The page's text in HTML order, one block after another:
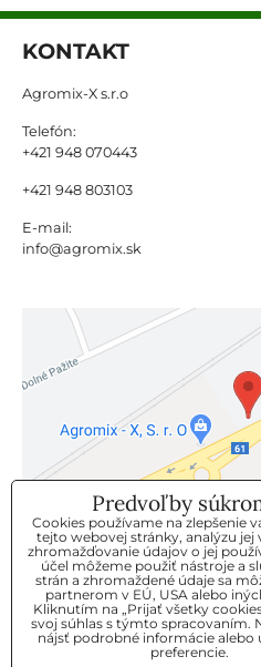
KONTAKT
Agromix-X s.r.o
Telefón:
+421 948 070443
+421 948 803103
E-mail:
info@agromix.sk
KLIENTSKÝ SERVIS
GDPR
KONTAKT
Predvoľby
Cookies používame na zlepšenie
tejto webovej stránky, analýzu jej
zhromažďovanie údajov o jej
účel môžeme použiť nástroje a
strán a zhromaždené údaje sa
partnerom v EÚ, USA alebo
Kliknutím na „Prijať všetky
svoj súhlas s týmto spracovaním.
nájsť podrobné informácie alebo
preferencie.